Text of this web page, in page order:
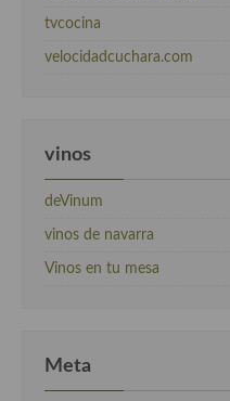
tvcocina
velocidadcuchara.com
vinos
deVinum
vinos de navarra
Vinos en tu mesa
Meta